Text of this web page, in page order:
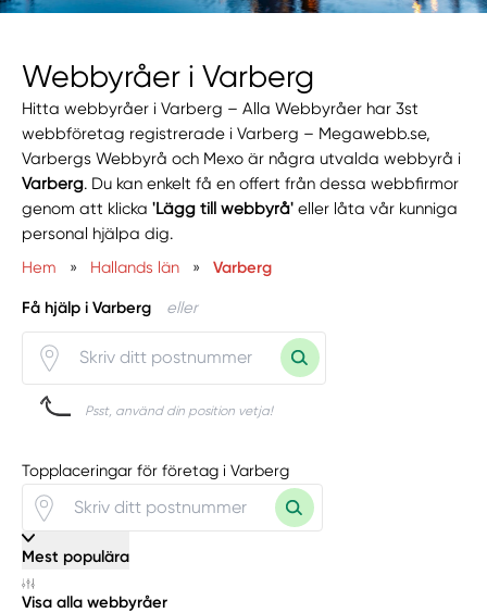
Webbyråer i Varberg
Hitta webbyråer i Varberg – Alla Webbyråer har 3st
webbföretag registrerade i Varberg – Megawebb.se,
Varbergs Webbyrå och Mexo är några utvalda webbyrå i
Varberg. Du kan enkelt få en offert från dessa webbfirmor
genom att klicka'Lägg till webbyrå' eller låta vår kunniga
personal hjälpa dig.
Hem
» Hallands län » Varberg
Få hjälp i Varberg eller
Psst, använd din position vetja!
Topplaceringar för företag i Varberg
Mest populära
Visa alla webbyråer